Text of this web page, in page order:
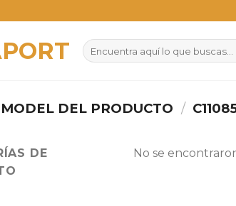
Buscar
por:
MODEL DEL PRODUCTO /
DE
No se